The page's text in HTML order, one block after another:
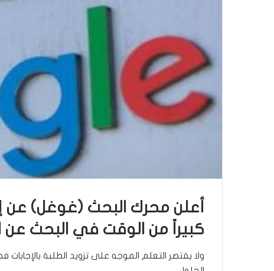
أعلن محرك البحث (غوغل) عن
كبيراً من الوقت في البحث عن
ولا يقتصر التعلم الموجه على تزويد الطلبة